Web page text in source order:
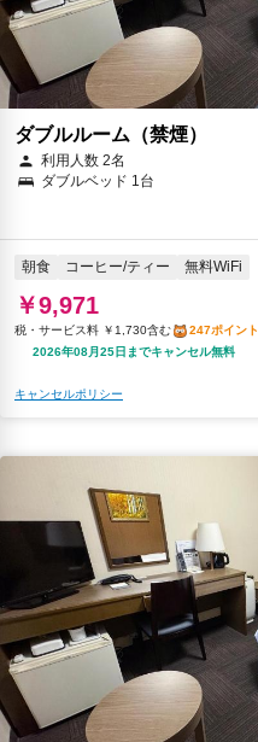
ダブルルーム（禁煙）
利用人数 2名
ダブルベッド 1台
朝食 コーヒー/ティー 無料WiFi
￥9,971
税・サービス料 ￥1,730含む
247ポイント
2026年08月25日までキャンセル無料
キャンセルポリシー